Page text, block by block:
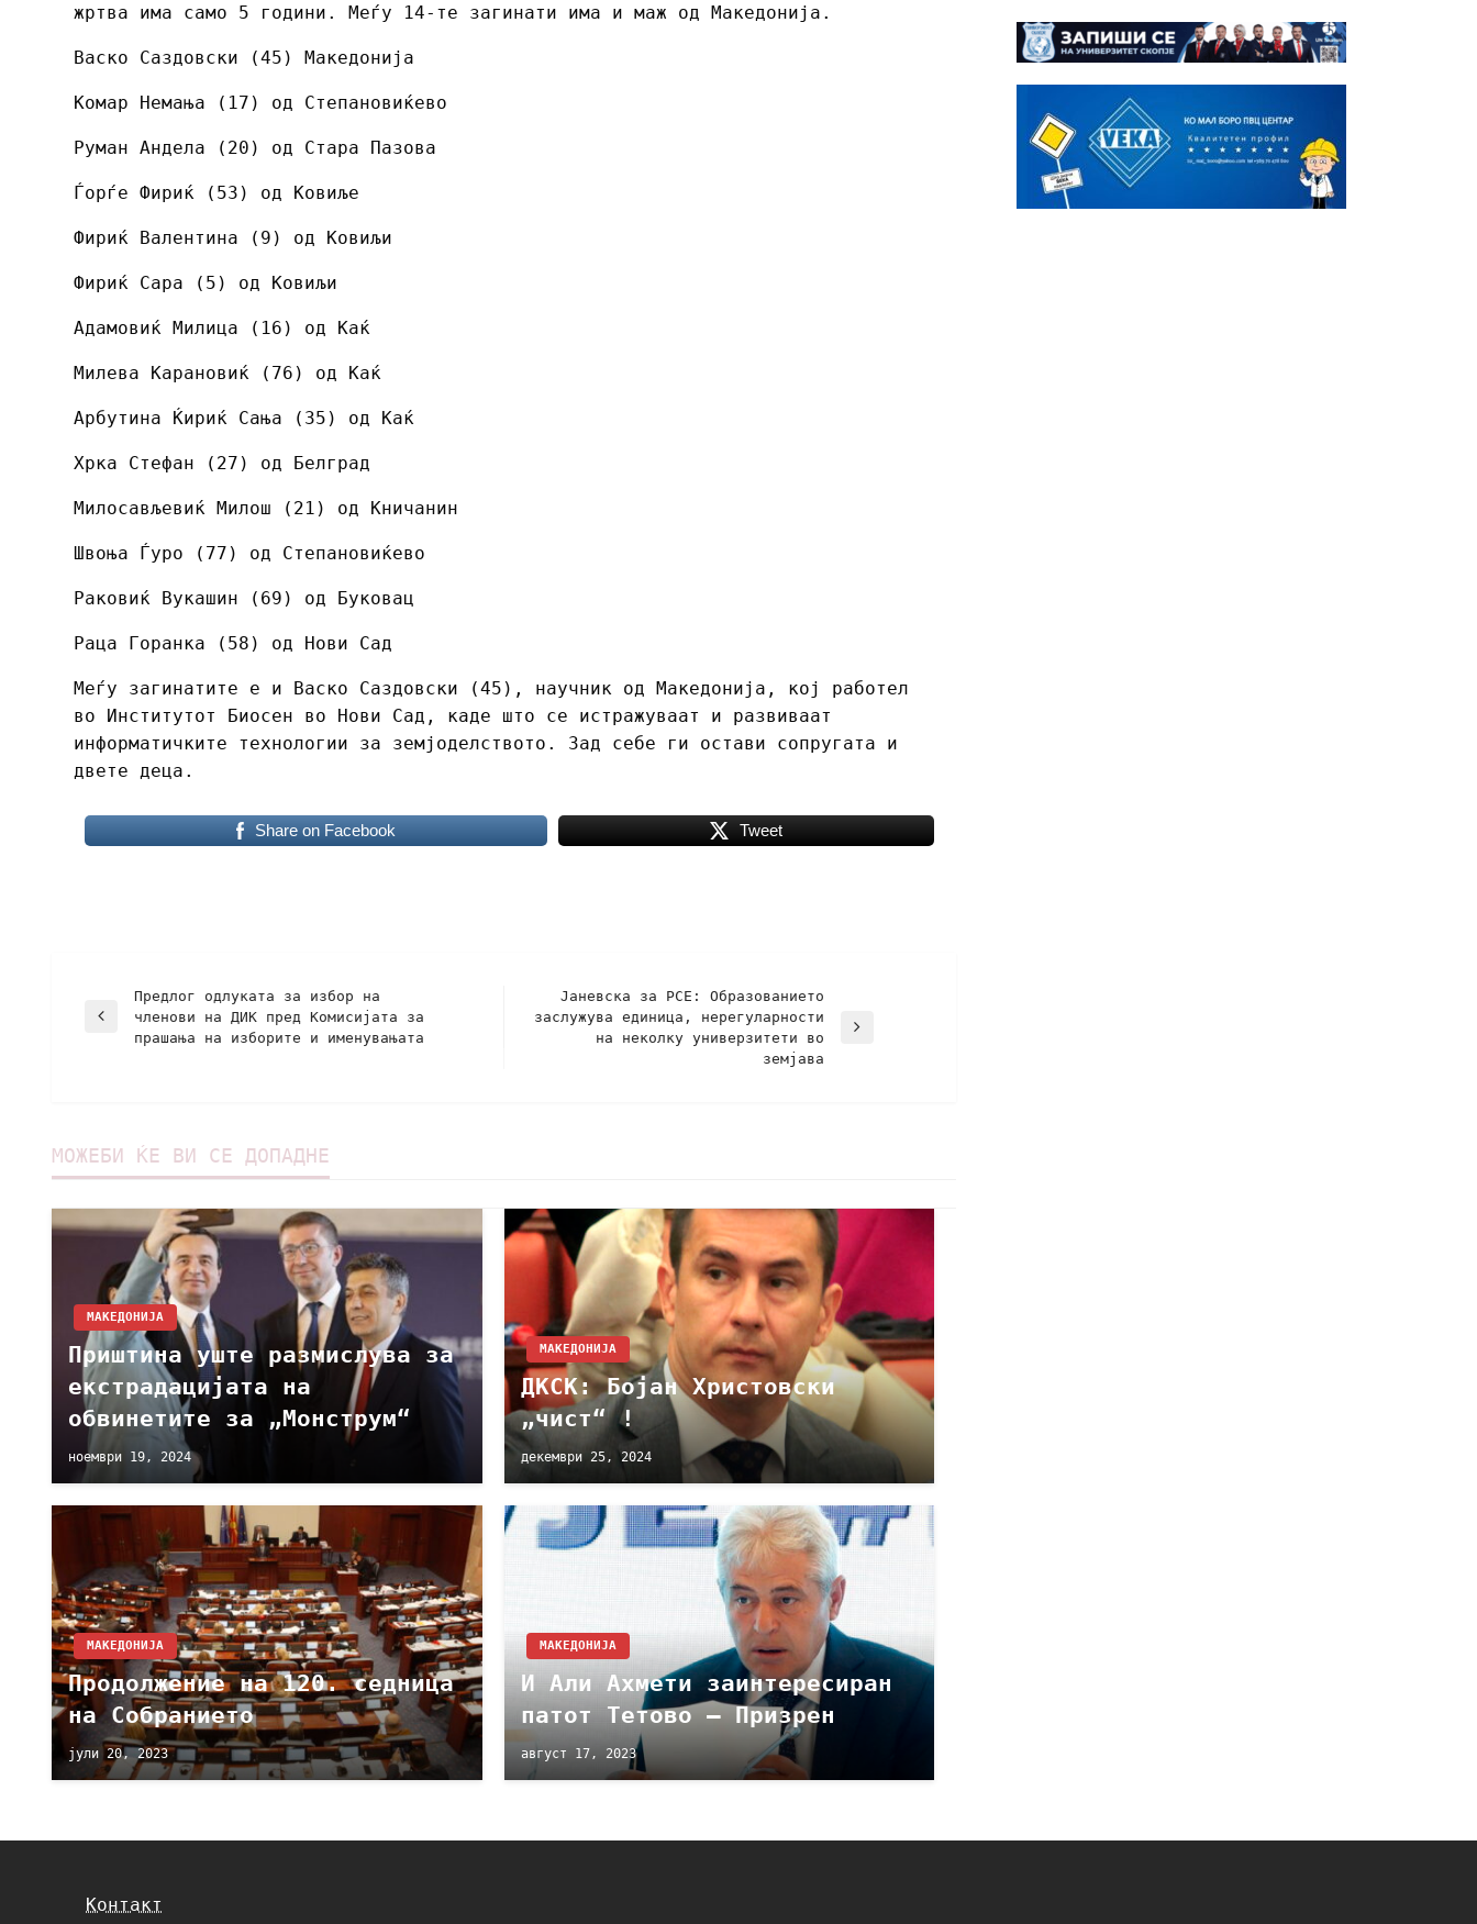
жртва има само 5 години. Меѓу 14-те загинати има и маж од Македонија.
Васко Саздовски (45) Македонија
Комар Немања (17) од Степановиќево
Руман Андела (20) од Стара Пазова
Ѓорѓе Фириќ (53) од Ковиље
Фириќ Валентина (9) од Ковиљи
Фириќ Сара (5) од Ковиљи
Адамовиќ Милица (16) од Каќ
Милева Карановиќ (76) од Каќ
Арбутина Ќириќ Сања (35) од Каќ
Хрка Стефан (27) од Белград
Милосављевиќ Милош (21) од Кничанин
Швоња Ѓуро (77) од Степановиќево
Раковиќ Вукашин (69) од Буковац
Раца Горанка (58) од Нови Сад
Меѓу загинатите е и Васко Саздовски (45), научник од Македонија, кој работел
во Институтот Биосен во Нови Сад, каде што се истражуваат и развиваат
информатичките технологии за земјоделството. Зад себе ги остави сопругата и
двете деца.
Share on Facebook Tweet
Предлог одлуката за избор на
членови на ДИК пред Комисијата за
прашања на изборите и именувањата
Јаневска за РСЕ: Образованието
заслужува единица, нерегуларности
на неколку универзитети во
земјава
МОЖЕБИ ЌЕ ВИ СЕ ДОПАДНЕ
МАКЕДОНИЈА
Приштина уште размислува за
екстрадацијата на
обвинетите за „Монструм“
ноември 19, 2024
МАКЕДОНИЈА
ДКСК: Бојан Христовски
„чист“ !
декември 25, 2024
МАКЕДОНИЈА
Продолжение на 120. седница
на Собранието
јули 20, 2023
МАКЕДОНИЈА
И Али Ахмети заинтересиран
патот Тетово – Призрен
август 17, 2023
Контакт